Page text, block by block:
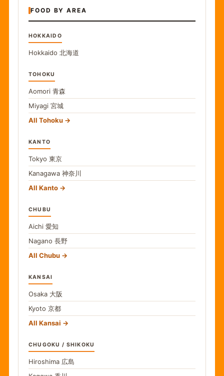
FOOD BY AREA
HOKKAIDO
Hokkaido 北海道
TOHOKU
Aomori 青森
Miyagi 宮城
All Tohoku
KANTO
Tokyo 東京
Kanagawa 神奈川
All Kanto
CHUBU
Aichi 愛知
Nagano 長野
All Chubu
KANSAI
Osaka 大阪
Kyoto 京都
All Kansai
CHUGOKU / SHIKOKU
Hiroshima 広島